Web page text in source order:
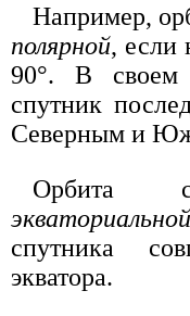
Например,
полярной, если
90°. В своем
спутник
Северным и
Орбита
экваториальной
спутника
экватора.